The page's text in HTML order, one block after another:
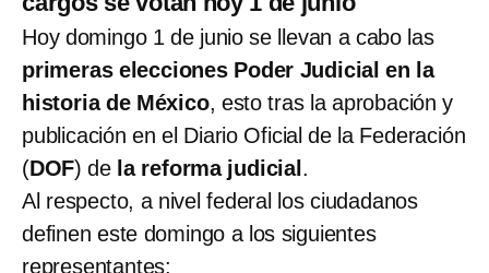
Hoy domingo 1 de junio se llevan a cabo las
primeras elecciones Poder Judicial en la
historia de México, esto tras la aprobación y
publicación en el Diario Oficial de la Federación
(DOF) de la reforma judicial .
Al respecto, a nivel federal los ciudadanos
definen este domingo a los siguientes
representantes: